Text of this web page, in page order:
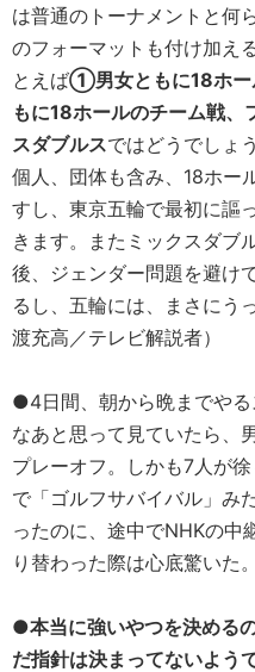
は普通のトーナメントと何
のフォーマットも付け加え
とえば①男女ともに18ホー
もに18ホールのチーム戦
スダブルスではどうでしょ
個人、団体も含み、18ホー
すし、東京五輪で最初に謳
きます。またミックスダブ
後、ジェンダー問題を避け
るし、五輪には、まさにう
渡充高／テレビ解説者）
●4日間、朝から晩までや
なあと思って見ていたら、
プレーオフ。しかも7人が
で「ゴルフサバイバル」
ったのに、途中でNHKの中
り替わった際は心底驚いた
●本当に強いやつを決める
だ指針は決まってないよう